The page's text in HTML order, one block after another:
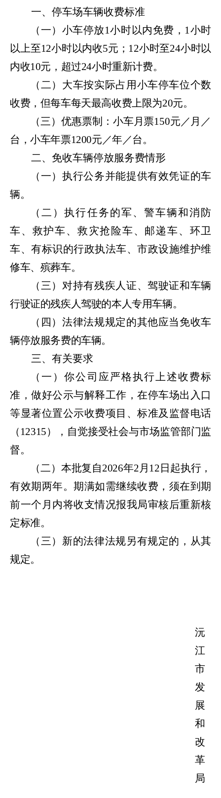
一、 停车场车辆收费标准
（一） 小车停放1小时以内免费， 1小时
以上至12小时以内收5元； 12小时至24小时以
内收10元 ，超过24小时重新计费。
（二） 大车按实际占用小车停车位个数
收费，但每车每天最高收费上限为20元。
（三） 优惠票制：小车月票150元／月／
台，小车年票1200元／年／台。
二、 免收车辆停放服务费情形
（一） 执行公务并能提供有效凭证的车
辆。
（二）执行任务的军、警车辆和消防
车、救护车、救灾抢险车、邮递车、环卫
车、有标识的行政执法车、市政设施维护维
修车、殡葬车。
（三） 对持有残疾人证、驾驶证和车辆
行驶证的残疾人驾驶的本人专用车辆。
（四） 法律法规规定的其他应当免收车
辆停放服务费的车辆。
三、 有关要求
（一）你公司应严格执行上述收费标
准，做好公示与解释工作，在停车场出入口
等显著位置公示收费项目、标准及监督电话
（ 12315），自觉接受社会与市场监管部门监
督。
（二） 本批复自2026年2月 12 日起执行，
有效期两年。期满如需继续收费，须在到期
前一个月内将收支情况报我局审核后重新核
定标准。
（三） 新的法律法规另有规定的，从其
规定。
沅
江
市
发
展
和
改
革
局